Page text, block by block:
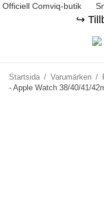
Officiell Comviq-butik
↪️
Startsida / Varumärken /
- Apple Watch 38/40/41/